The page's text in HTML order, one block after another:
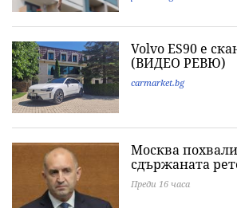
Volvo ES90 е
(ВИДЕО РЕВЮ)
carmarket.bg
Москва
сдържаната
Преди 16 часа